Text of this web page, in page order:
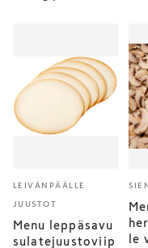
LEIVÄNPÄÄLLE
JUUSTOT
Menu leppäsavu
sulatejuustoviip
le